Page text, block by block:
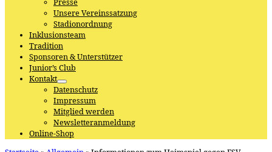
Presse
Unsere Vereinssatzung
Stadionordnung
Inklusionsteam
Tradition
Sponsoren & Unterstützer
Junior’s Club
Kontakt
Datenschutz
Impressum
Mitglied werden
Newsletteranmeldung
Online-Shop